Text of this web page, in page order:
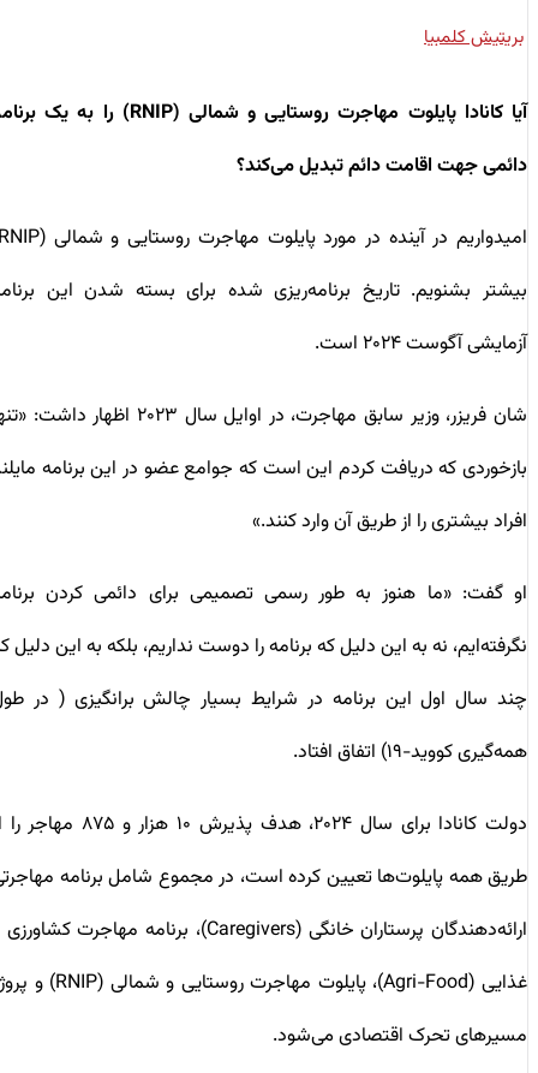
بریتیش کلمبیا
آیا کانادا پایلوت مهاجرت روستایی و شمالی (RNIP) را به یک برنامه
دائمی جهت اقامت دائم تبدیل می‌کند؟
امیدواریم در آینده در مورد پایلوت مهاجرت روستایی و شمالی (RNIP)
بیشتر بشنویم. تاریخ برنامه‌ریزی شده برای بسته شدن این برنامه
آزمایشی آگوست ۲۰۲۴ است.
شان فریزر، وزیر سابق مهاجرت، در اوایل سال ۲۰۲۳ اظهار داشت: «تنها
بازخوردی که دریافت کردم این است که جوامع عضو در این برنامه مایلند
افراد بیشتری را از طریق آن وارد کنند.»
او گفت: «ما هنوز به طور رسمی تصمیمی برای دائمی کردن برنامه
نگرفته‌ایم، نه به این دلیل که برنامه را دوست نداریم، بلکه به این دلیل که
چند سال اول این برنامه در شرایط بسیار چالش برانگیزی ( در طول
همه‌گیری کووید-۱۹) اتفاق افتاد.
دولت کانادا برای سال ۲۰۲۴، هدف پذیرش ۱۰ هزار و ۸۷۵ مهاجر را از
طریق همه پایلوت‌ها تعیین کرده است، در مجموع شامل برنامه مهاجرتی
ارائه‌دهندگان پرستاران خانگی (Caregivers)، برنامه مهاجرت کشاورزی و
غذایی (Agri-Food)، پایلوت مهاجرت روستایی و شمالی (RNIP) و پروژه
مسیرهای تحرک اقتصادی می‌شود.